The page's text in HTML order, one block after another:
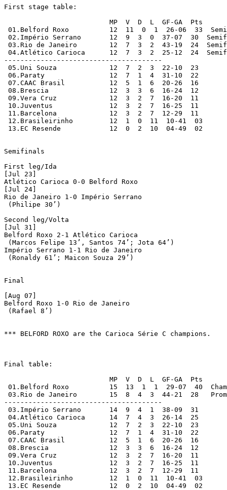
First stage table:
01.Belford Roxo	  12  11  0  1  26-06  33  Semifinals
02.Império Serrano 	  12  9  3  0  37-07  30  Semifinals
03.Rio de Janeiro	  12  7  3  2  43-19  24  Semifinals
04.Atlético Carioca	  12  7  3  2  25-12  24  Semifinals
---------------------------------------
05.Uni Souza  	 	  12  7  2  3  22-10  23
06.Paraty		  12  7  1  4  31-10  22
07.CAAC Brasil		  12  5  1  6  20-26  16
08.Brescia	 	  12  3  3  6  16-24  12
09.Vera Cruz	  	  12  3  2  7  16-20  11
10.Juventus	 	  12  3  2  7  16-25  11
11.Barcelona		  12  3  2  7  12-29  11
12.Brasileirinho 	  12  1  0  11  10-41  03
13.EC Resende		  12  0  2  10  04-49  02
Semifinals
First leg/Ida
[Jul 23]
Atlético Carioca 0-0 Belford Roxo
[Jul 24]
Rio de Janeiro 1-0 Império Serrano
(Philipe 30’)
Second leg/Volta
[Jul 31]
Belford Roxo 2-1 Atlético Carioca
(Marcos Felipe 13’, Santos 74’; Jota 64’)
Império Serrano 1-1 Rio de Janeiro
(Ronaldy 61’; Maicon Souza 29’)
Final
[Aug 07]
Belford Roxo 1-0 Rio de Janeiro
(Rafael 8’)
*** BELFORD ROXO are the Carioca Série C champions.
Final table:
01.Belford Roxo	  15  13  1  1  29-07  40  Champions; promoted
03.Rio de Janeiro	  15  8  4  3  44-21  28   Promoted
---------------------------------------
03.Império Serrano 	  14  9  4  1  38-09  31
04.Atlético Carioca	  14  7  4  3  26-14  25
05.Uni Souza  	 	  12  7  2  3  22-10  23
06.Paraty		  12  7  1  4  31-10  22
07.CAAC Brasil		  12  5  1  6  20-26  16
08.Brescia	 	  12  3  3  6  16-24  12
09.Vera Cruz	  	  12  3  2  7  16-20  11
10.Juventus	 	  12  3  2  7  16-25  11
11.Barcelona		  12  3  2  7  12-29  11
12.Brasileirinho 	  12  1  0  11  10-41  03
13.EC Resende		  12  0  2  10  04-49  02